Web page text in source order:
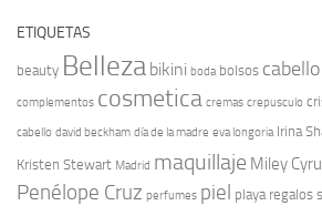
ETIQUETAS
beauty Belleza bikini boda bolsos cabello
complementos cosmetica cremas crepusculo
cabello david beckham día de la madre eva longoria Irina
Kristen Stewart Madrid maquillaje Miley
Penélope Cruz perfumes piel playa regalos